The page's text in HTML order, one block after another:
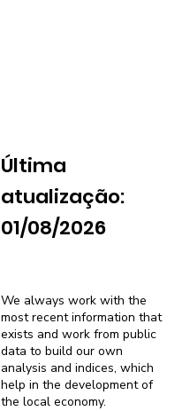
Última
atualização:
01/08/2026
We always work with the
most recent information that
exists and work from public
data to build our own
analysis and indices, which
help in the development of
the local economy.